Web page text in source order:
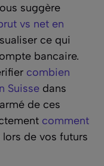
suggère
vs net en
ce qui
bancaire.
combien
Suisse dans
de ces
comment
lors de vos futurs